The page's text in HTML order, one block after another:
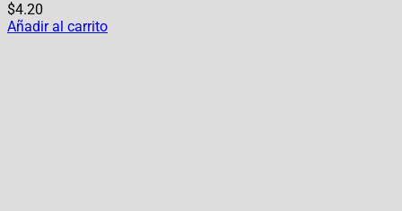
$4.20
Añadir al carrito